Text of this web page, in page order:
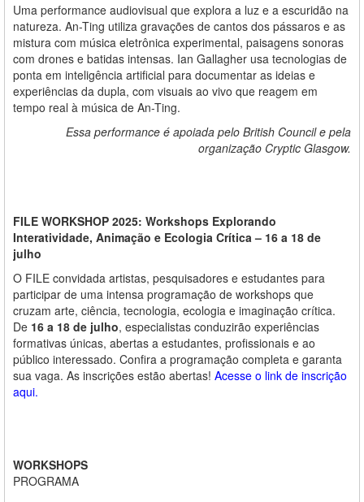
Uma performance audiovisual que explora a luz e a escuridão na
natureza. An-Ting utiliza gravações de cantos dos pássaros e as
mistura com música eletrônica experimental, paisagens sonoras
com drones e batidas intensas. Ian Gallagher usa tecnologias de
ponta em inteligência artificial para documentar as ideias e
experiências da dupla, com visuais ao vivo que reagem em
tempo real à música de An-Ting.
Essa performance é apoiada pelo British Council e pela
organização Cryptic Glasgow.
FILE WORKSHOP 2025: Workshops Explorando
Interatividade, Animação e Ecologia Crítica – 16 a 18 de
julho
O FILE convidada artistas, pesquisadores e estudantes para
participar de uma intensa programação de workshops que
cruzam arte, ciência, tecnologia, ecologia e imaginação crítica.
De 16 a 18 de julho, especialistas conduzirão experiências
formativas únicas, abertas a estudantes, profissionais e ao
público interessado. Confira a programação completa e garanta
sua vaga. As inscrições estão abertas! Acesse o link de inscrição
aqui.
WORKSHOPS
PROGRAMA